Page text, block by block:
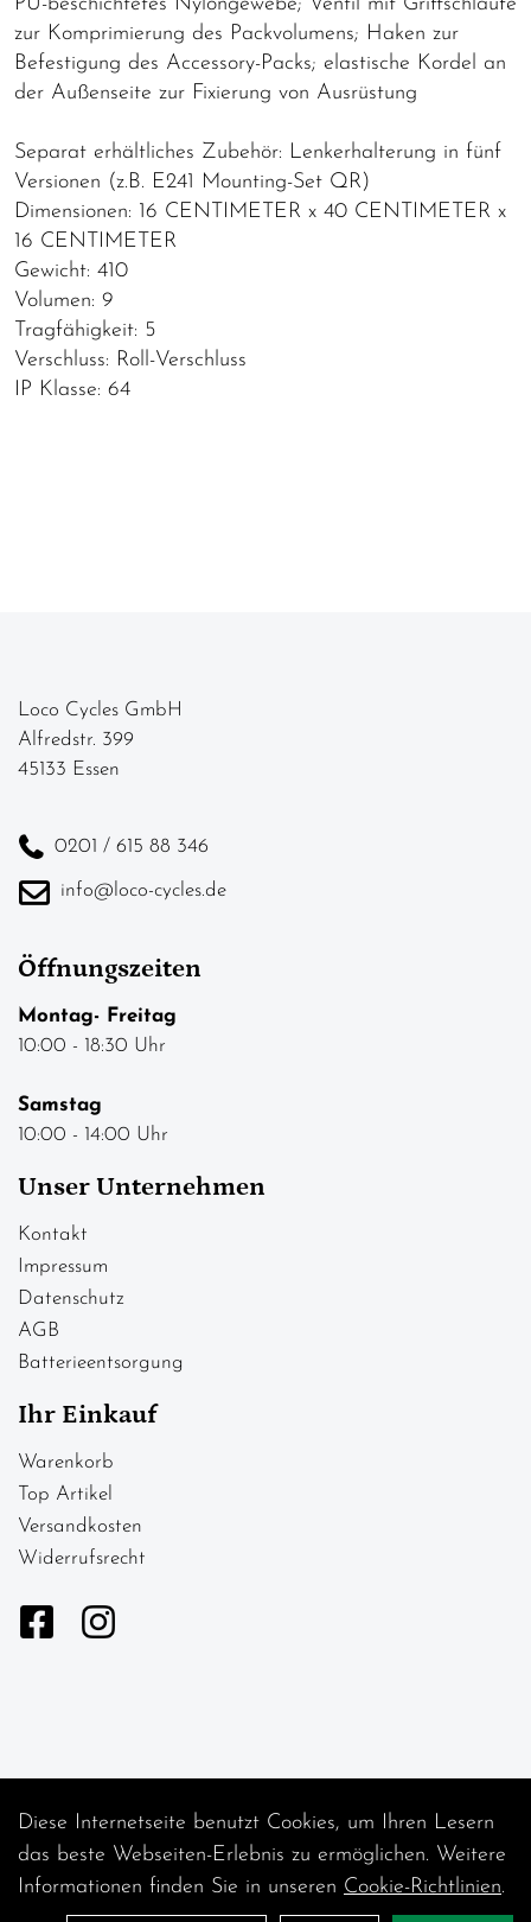
zur Komprimierung des Packvolumens; Haken zur
Befestigung des Accessory-Packs; elastische Kordel an
der Außenseite zur Fixierung von Ausrüstung
Separat erhältliches Zubehör: Lenkerhalterung in fünf
Versionen (z.B. E241 Mounting-Set QR)
Dimensionen: 16 CENTIMETER x 40 CENTIMETER x
16 CENTIMETER
Gewicht: 410
Volumen: 9
Tragfähigkeit: 5
Verschluss: Roll-Verschluss
IP Klasse: 64
Loco Cycles GmbH
Alfredstr. 399
45133 Essen
0201 / 615 88 346
info@loco-cycles.de
Öffnungszeiten
Montag- Freitag
10:00 - 18:30 Uhr
Samstag
10:00 - 14:00 Uhr
Unser Unternehmen
Kontakt
Impressum
Datenschutz
AGB
Batterieentsorgung
Ihr Einkauf
Warenkorb
Top Artikel
Versandkosten
Widerrufsrecht
Diese Internetseite benutzt Cookies, um Ihren Lesern
das beste Webseiten-Erlebnis zu ermöglichen. Weitere
Informationen finden Sie in unseren Cookie-Richtlinien.
Auftrag widerrufen